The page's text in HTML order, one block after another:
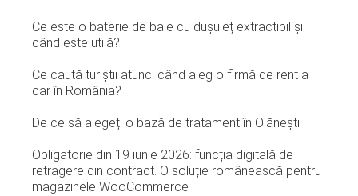
Ce este o baterie de baie cu dușuleț extractibil și
când este utilă?
Ce caută turiștii atunci când aleg o firmă de rent a
car în România?
De ce să alegeți o bază de tratament în Olănești
Obligatorie din 19 iunie 2026: funcția digitală de
retragere din contract. O soluție românească pentru
magazinele WooCommerce